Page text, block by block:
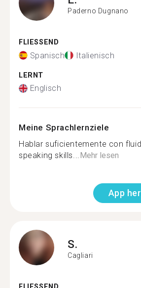
Paderno Dugnano
FLIESSEND
Spanisch Italienisch
LERNT
Englisch
Meine Sprachlernziele
Hablar suficientemente con
speaking skills...Mehr lesen
App
S.
Cagliari